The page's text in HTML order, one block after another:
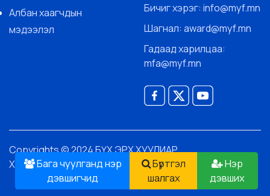
Бага чуулганд нэр
дэвшигчид
Бүртгэл
шалгах
Нэр
дэвших
Албан хаагчдын
мэдээлэл
Бичиг хэрэг: info@myf.mn
Шагнал: award@myf.mn
Гадаад харилцаа:
mfa@myf.mn
Copyrights © 2024 БҮХ ЭРХ ХУУЛИАР
ХАМГААЛАГДСАН.